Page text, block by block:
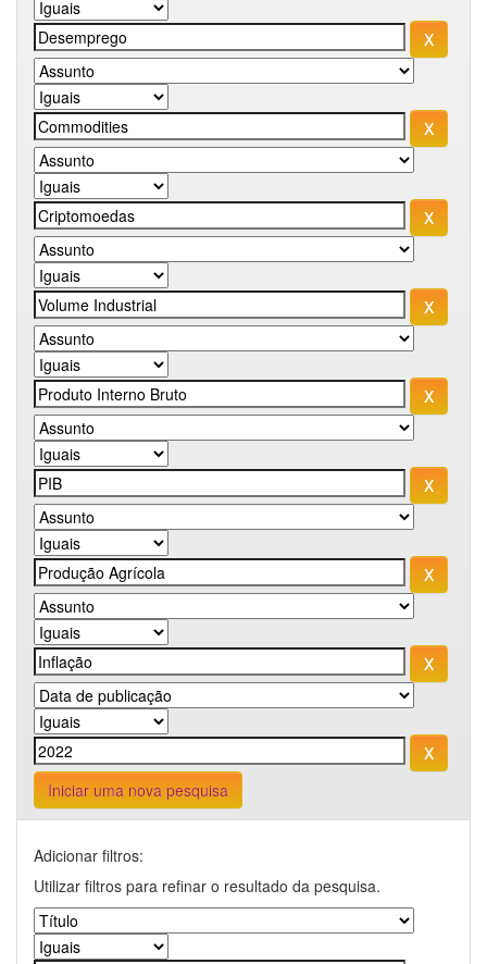
Iniciar uma nova pesquisa
Adicionar filtros:
Utilizar filtros para refinar o resultado da pesquisa.